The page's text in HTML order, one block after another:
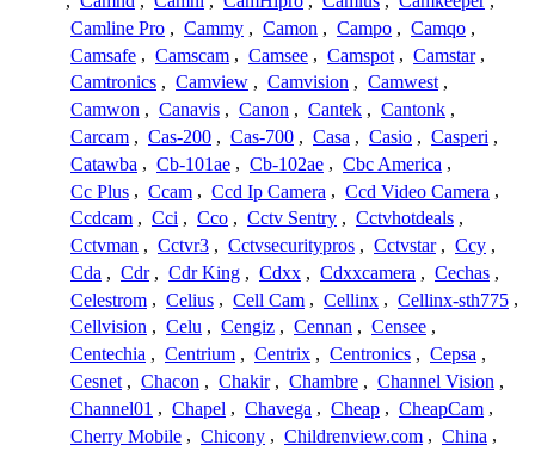
Camline Pro , Cammy , Camon , Campo , Camqo ,
Camsafe , Camscam , Camsee , Camspot , Camstar ,
Camtronics , Camview , Camvision , Camwest ,
Camwon , Canavis , Canon , Cantek , Cantonk ,
Carcam , Cas-200 , Cas-700 , Casa , Casio , Casperi ,
Catawba , Cb-101ae , Cb-102ae , Cbc America ,
Cc Plus , Ccam , Ccd Ip Camera , Ccd Video Camera ,
Ccdcam , Cci , Cco , Cctv Sentry , Cctvhotdeals ,
Cctvman , Cctvr3 , Cctvsecuritypros , Cctvstar , Ccy ,
Cda , Cdr , Cdr King , Cdxx , Cdxxcamera , Cechas ,
Celestrom , Celius , Cell Cam , Cellinx , Cellinx-sth775 ,
Cellvision , Celu , Cengiz , Cennan , Censee ,
Centechia , Centrium , Centrix , Centronics , Cepsa ,
Cesnet , Chacon , Chakir , Chambre , Channel Vision ,
Channel01 , Chapel , Chavega , Cheap , CheapCam ,
Cherry Mobile , Chicony , Childrenview.com , China ,